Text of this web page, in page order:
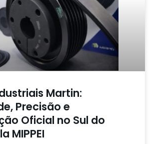
Martin:
Precisão e
Oficial no Sul do
MIPPEI